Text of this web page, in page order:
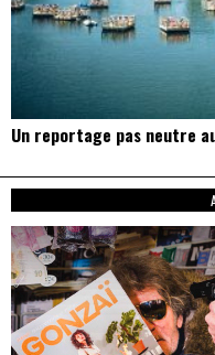
Un reportage pas neutre